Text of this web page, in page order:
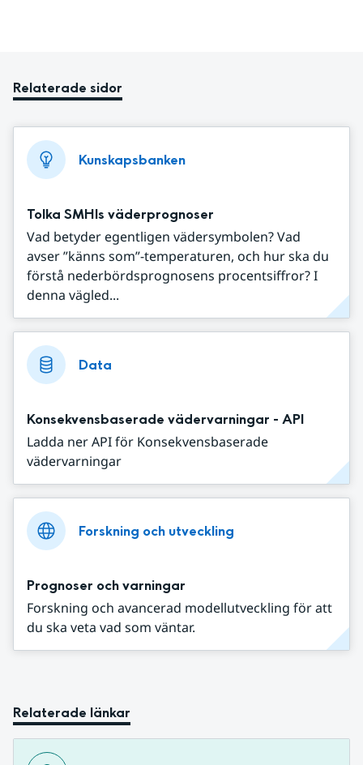
Relaterade sidor
Kunskapsbanken
Tolka SMHIs väderprognoser
Vad betyder egentligen vädersymbolen? Vad
avser ”känns som”-temperaturen, och hur ska du
förstå nederbördsprognosens procentsiffror? I
denna vägled...
Data
Konsekvensbaserade vädervarningar - API
Ladda ner API för Konsekvensbaserade
vädervarningar
Forskning och utveckling
Prognoser och varningar
Forskning och avancerad modellutveckling för att
du ska veta vad som väntar.
Relaterade länkar